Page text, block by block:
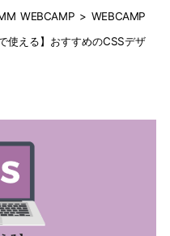
WEBCAMP > WEBCAMP
で使える】おすすめのCSSデザ